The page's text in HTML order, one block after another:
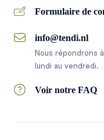
Formulaire de
info@tendi.nl
Nous répondrons
lundi au vendredi.
Voir notre FAQ